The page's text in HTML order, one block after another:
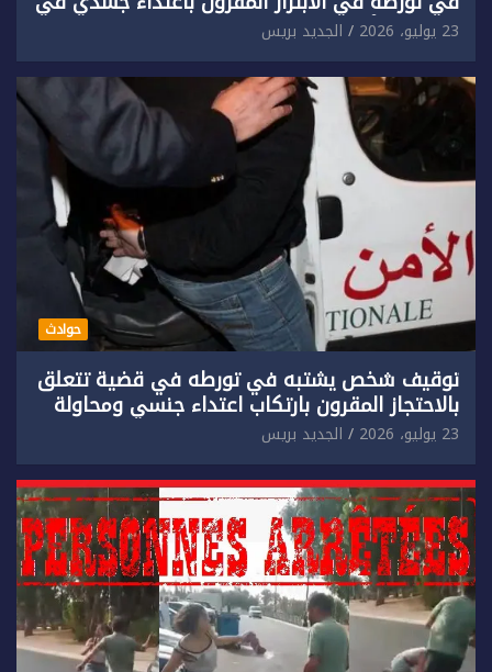
حق سائح أجنبي.
23 يوليو، 2026 الجديد بريس
حوادث
توقيف شخص يشتبه في تورطه في قضية تتعلق
بالاحتجاز المقرون بارتكاب اعتداء جنسي ومحاولة
إضرام النار عمدا.
23 يوليو، 2026 الجديد بريس